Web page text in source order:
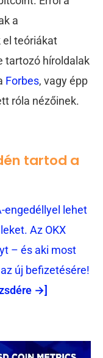
a
el teóriákat
tartozó híroldalak
Forbes, vagy épp
róla nézőinek.
tartod a
engedéllyel lehet
Az OKX
– és aki most
új befizetésére!
→]